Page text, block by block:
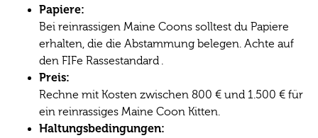
Papiere:
Bei reinrassigen Maine Coons solltest du Papiere
erhalten, die die Abstammung belegen. Achte auf
den FIFe Rassestandard .
Preis:
Rechne mit Kosten zwischen 800 € und 1.500 € für
ein reinrassiges Maine Coon Kitten.
Haltungsbedingungen: